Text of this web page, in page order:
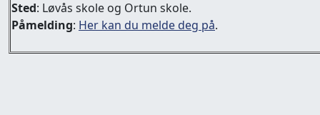
Sted: Løvås skole og Ortun skole.
Påmelding: Her kan du melde deg på.